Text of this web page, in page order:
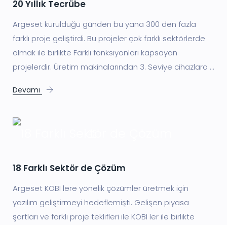
20 Yıllık Tecrübe
Argeset kurulduğu günden bu yana 300 den fazla
farklı proje geliştirdi. Bu projeler çok farklı sektörlerde
olmak ile birlikte Farklı fonksiyonları kapsayan
projelerdir. Üretim makinalarından 3. Seviye cihazlara ...
Devamı
18 Farklı Sektör de Çözüm
Argeset KOBI lere yönelik çözümler üretmek için
yazılım geliştirmeyi hedeflemişti. Gelişen piyasa
şartları ve farklı proje teklifleri ile KOBI ler ile birlikte